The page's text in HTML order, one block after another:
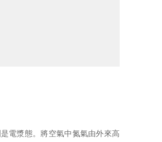
電漿態。將空氣中氮氣由外來高